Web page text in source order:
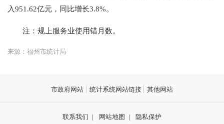
入951.62亿元， 同比增长3.8%。
注：规上服务业使用错月数。
来源：福州市统计局
市政府网站 统计系统网站链接 其他网站
联系我们 | 网站地图 | 隐私保护